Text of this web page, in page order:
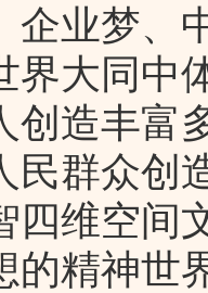
企业梦、
界大同中
创造丰
民群众创
四维空间
的精神世